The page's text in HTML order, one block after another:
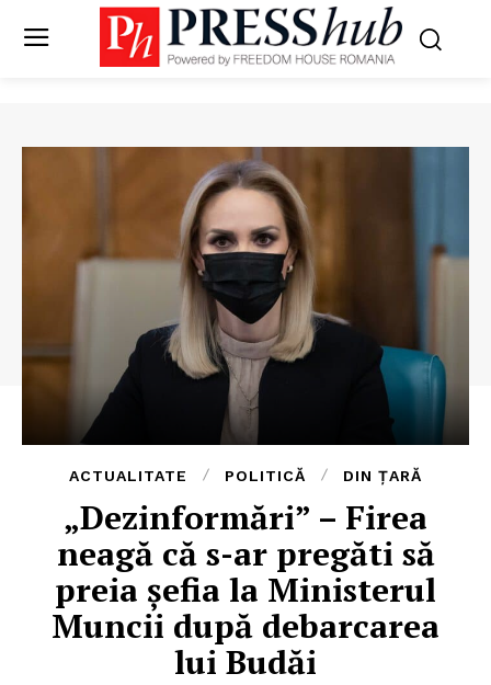
ACTUALITATE POLITICĂ DIN ȚARĂ
„Dezinformări” – Firea
neagă că s-ar pregăti să
preia şefia la Ministerul
Muncii după debarcarea
lui Budăi